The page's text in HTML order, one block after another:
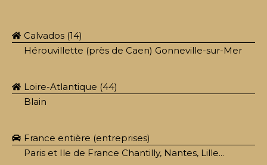
Calvados (14)
Hérouvillette (près de Caen) Gonneville-sur-Mer
Loire-Atlantique (44)
Blain
France entière (entreprises)
Paris et Ile de France Chantilly, Nantes, Lille...